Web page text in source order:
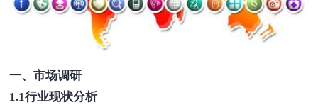
一、市场调研
1.1行业现状分析